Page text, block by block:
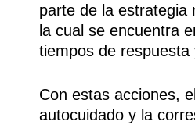
parte de la estrategia
la cual se encuentra
tiempos de
Con estas acciones,
autocuidado y la